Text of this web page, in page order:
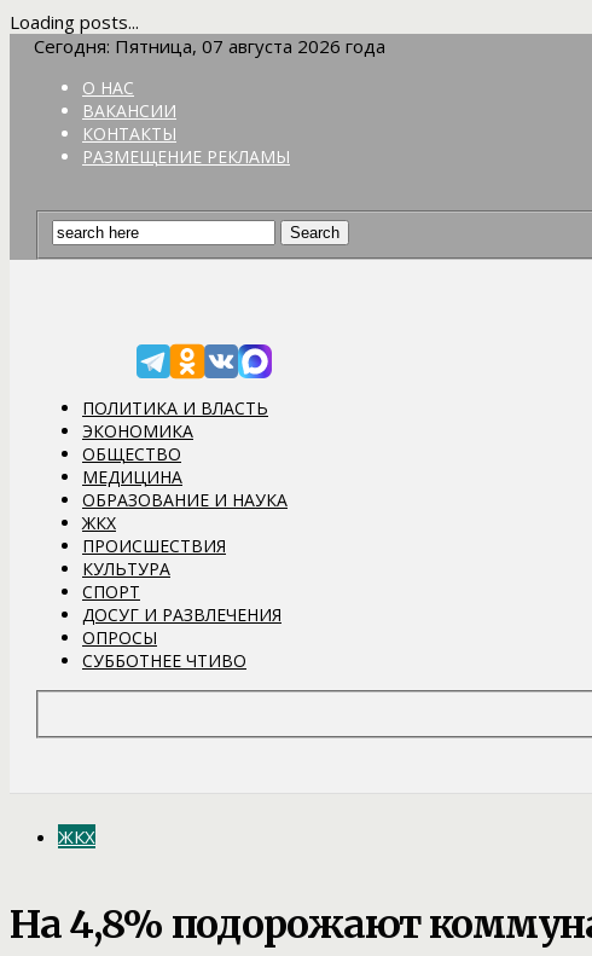
Loading posts...
Сегодня: Пятница, 07 августа 2026 года
О НАС
ВАКАНСИИ
КОНТАКТЫ
РАЗМЕЩЕНИЕ РЕКЛАМЫ
ПОЛИТИКА И ВЛАСТЬ
ЭКОНОМИКА
ОБЩЕСТВО
МЕДИЦИНА
ОБРАЗОВАНИЕ И НАУКА
ЖКХ
ПРОИСШЕСТВИЯ
КУЛЬТУРА
СПОРТ
ДОСУГ И РАЗВЛЕЧЕНИЯ
ОПРОСЫ
СУББОТНЕЕ ЧТИВО
ЖКХ
На 4,8% подорожают